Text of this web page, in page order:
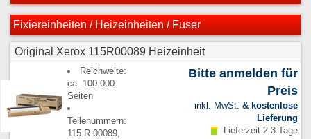
Fixiereinheiten / Heizeinheiten / Fuser
Original Xerox 115R00089 Heizeinheit
Reichweite:
ca. 100.000
Seiten
Teilenummern:
115 R 00089,
Bitte anmelden für
Preis
inkl. MwSt. & kostenlose
Lieferung
Lieferzeit 2-3 Tage